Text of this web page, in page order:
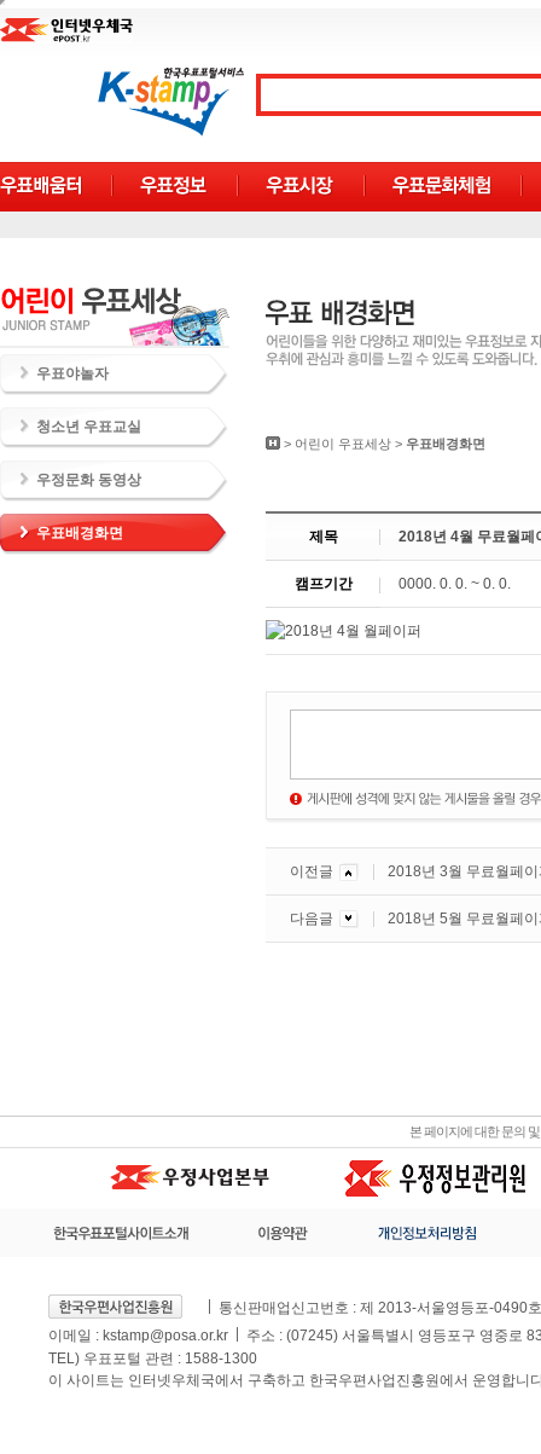
우표야놀자
청소년 우표교실
우정문화 동영상
우표배경화면
> 어린이 우표세상 > 우표배경화면
제목 2018년 4월 무료월페
캠프기간 0000. 0. 0. ~ 0. 0.
이전글 2018년 3월 무료월페
다음글 2018년 5월 무료월페
본 페이지에 대한 문의
통신판매업신고번호 : 제 2013-서울영등포-0490호
이메일 : kstamp@posa.or.kr
주소 : (07245) 서울특별시 영등포구 영중로
TEL) 우표포털 관련 : 1588-1300
이 사이트는 인터넷우체국에서 구축하고 한국우편사업진흥원에서 운영합니